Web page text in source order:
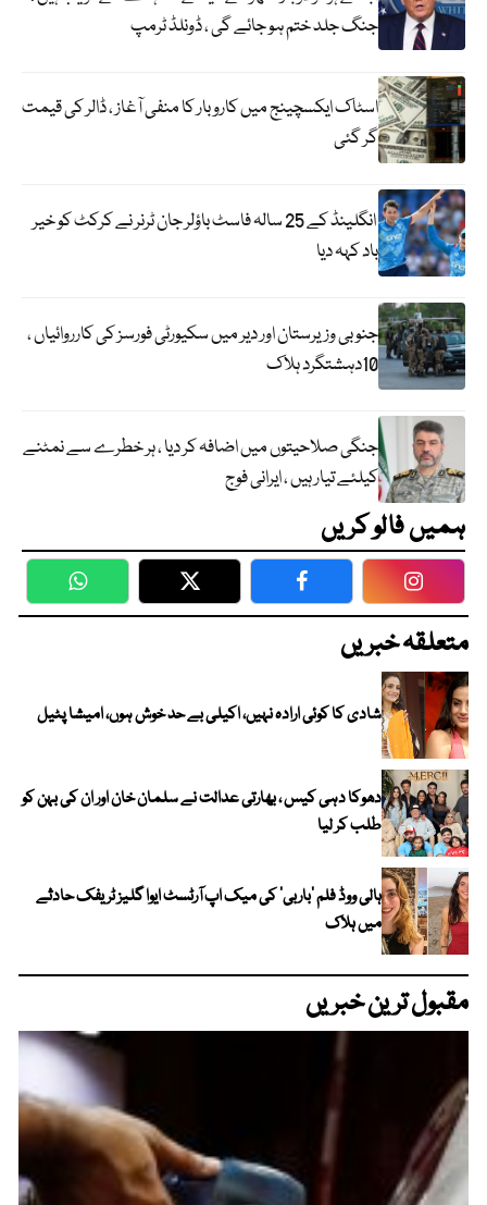
جنگ جلد ختم ہو جائے گی ، ڈونلڈ ٹرمپ
اسٹاک ایکسچینج میں کاروبار کا منفی آغاز ، ڈالر کی قیمت
گر گئی
انگلینڈ کے 25 سالہ فاسٹ باؤلر جان ٹرنر نے کرکٹ کو خیر
باد کہہ دیا
جنوبی وزیرستان اور دیر میں سکیورٹی فورسز کی کارروائیاں ،
10دہشتگرد ہلاک
جنگی صلاحیتوں میں اضافہ کر دیا ، ہر خطرے سے نمٹنے
کیلئے تیار ہیں ، ایرانی فوج
ہمیں فالو کریں
WhatsApp Twitter Facebook
متعلقہ خبریں
شادی کا کوئی ارادہ نہیں، اکیلی بے حد خوش ہوں، امیشا پٹیل
دھوکا دہی کیس ، بھارتی عدالت نے سلمان خان اور ان کی بہن کو
طلب کر لیا
ہالی ووڈ فلم ’باربی‘ کی میک اپ آرٹسٹ ایوا گلیز ٹریفک حادثے
میں ہلاک
مقبول ترین خبریں